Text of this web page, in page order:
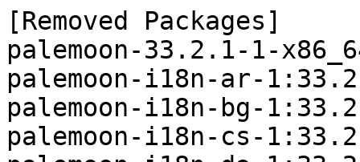
[Removed Packages]
palemoon-33.2.1-1-
palemoon-i18n-ar-
palemoon-i18n-bg-
palemoon-i18n-cs-